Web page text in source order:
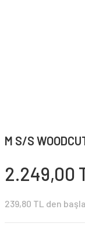
M S/S
2.249,00
239,80 TL den